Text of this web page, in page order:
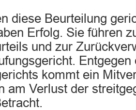
diese Beurteilung
Erfolg. Sie führen
und zur
kommt ein
am Verlust der